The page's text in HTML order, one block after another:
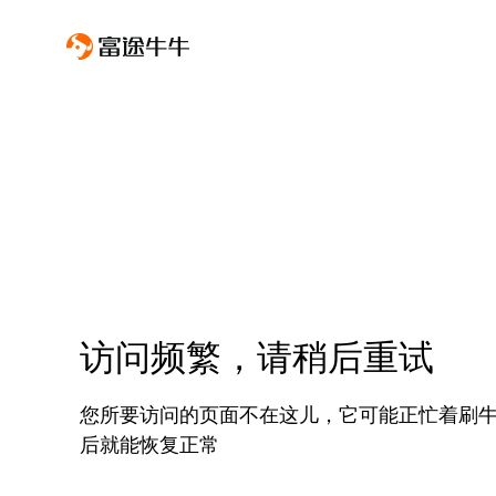
访问频繁，请稍后重试
您所要访问的页面不在这儿，它可能正忙着刷
后就能恢复正常